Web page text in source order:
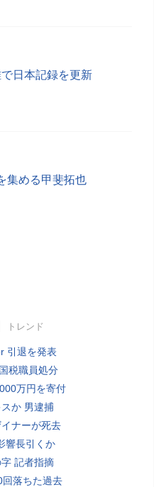
日本記録を更新
集める甲斐拓也
トレンド
引退を発表
税職員処分
万円を寄付
か 男逮捕
イナーが死去
響長引くか
記者指摘
落ちた過去